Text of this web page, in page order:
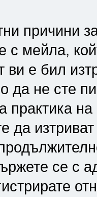
причини
с мейла,
ви е бил
да не сте
практика
да
се с